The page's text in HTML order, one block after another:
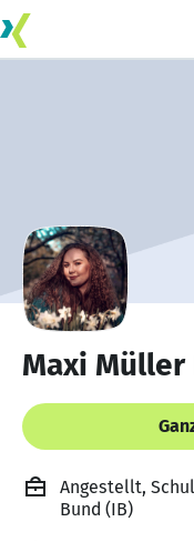
Maxi Müller
Angestellt,
Bund (IB)